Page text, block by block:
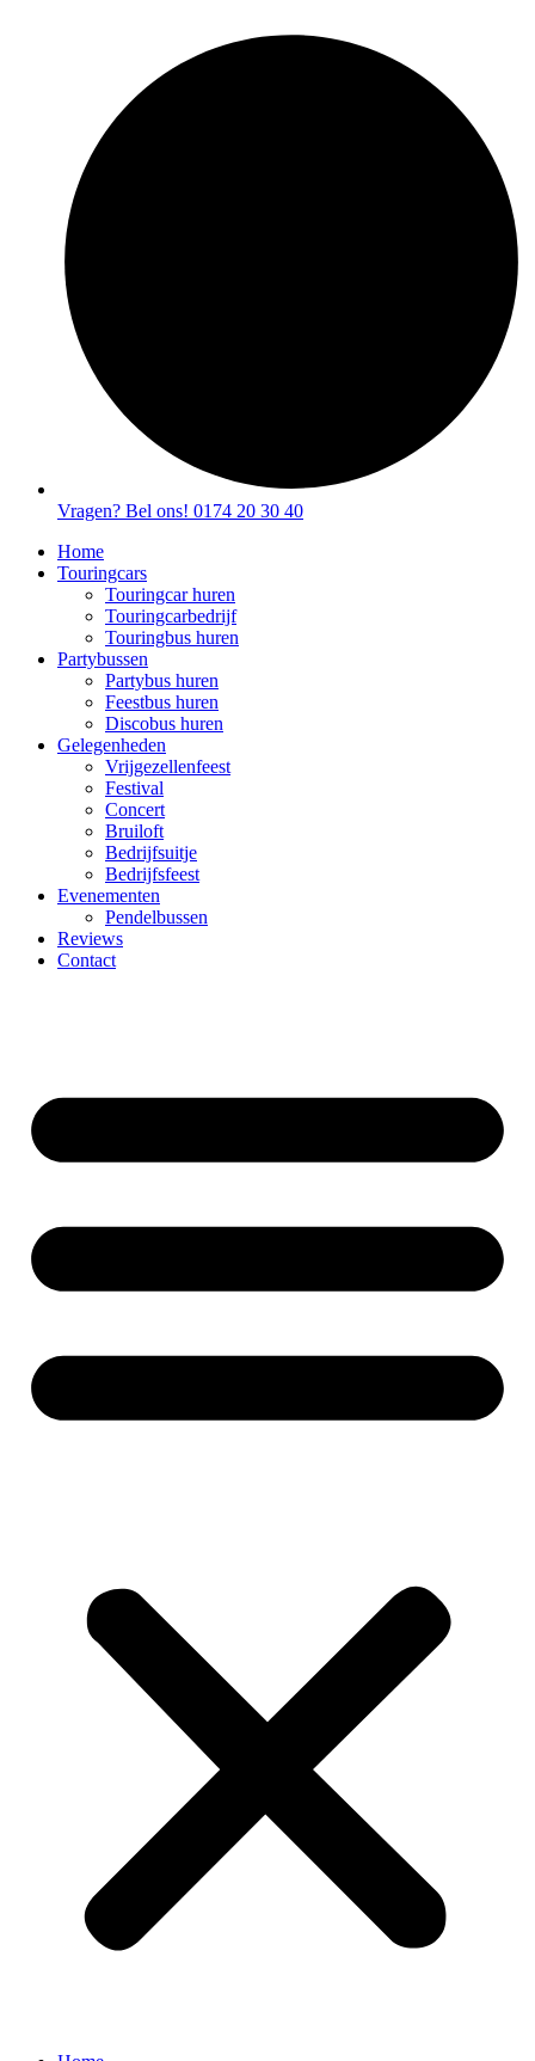
Vragen? Bel ons! 0174 20 30 40
Home
Touringcars
Touringcar huren
Touringcarbedrijf
Touringbus huren
Partybussen
Partybus huren
Feestbus huren
Discobus huren
Gelegenheden
Vrijgezellenfeest
Festival
Concert
Bruiloft
Bedrijfsuitje
Bedrijfsfeest
Evenementen
Pendelbussen
Reviews
Contact